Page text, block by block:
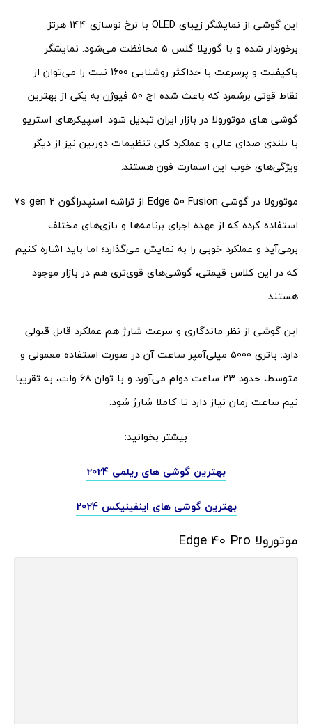
این گوشی از نمایشگر زیبای OLED با نرخ نوسازی 144 هرتز
برخوردار شده و با گوریلا گلس 5 محافظت می‌شود. نمایشگر
باکیفیت و پرسرعت با حداکثر روشنایی 1600 نیت را می‌توان از
نقاط قوتی برشمرد که باعث شده اج 50 فیوژن به یکی از بهترین
گوشی های موتورولا در بازار ایران تبدیل شود. اسپیکرهای استریو
با بلندی صدای عالی و عملکرد کلی تنظیمات دوربین نیز از دیگر
ویژگی‌های خوب این اسمارت فون هستند.
موتورولا در گوشی Edge 50 Fusion از تراشه اسنپدراگون 7s gen 2
استفاده کرده که از عهده اجرای برنامه‌ها و بازی‌های مختلف
برمی‌آید و عملکرد خوبی را به نمایش می‌گذارد؛ اما باید اشاره کنیم
که در این کلاس قیمتی، گوشی‌‌های قوی‌تری هم در بازار موجود
هستند.
این گوشی از نظر ماندگاری و سرعت شارژ هم عملکرد قابل قبولی
دارد. باتری 5000 میلی‌آمپر ساعت آن در صورت استفاده معمولی و
متوسط، حدود 23 ساعت دوام می‌آورد و با توان 68 وات، به تقریبا
نیم ساعت زمان نیاز دارد تا کاملا شارژ شود.
بیشتر بخوانید:
بهترین گوشی های ریلمی 2024
بهترین گوشی های اینفینیکس 2024
موتورولا Edge 40 Pro